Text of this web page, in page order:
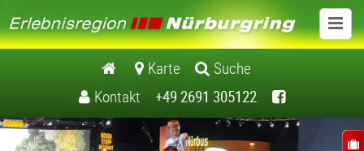
Ausflugsziele
Schlösser / Burgen
Museen
Karte
Suche
Kontakt
+49 2691 305122